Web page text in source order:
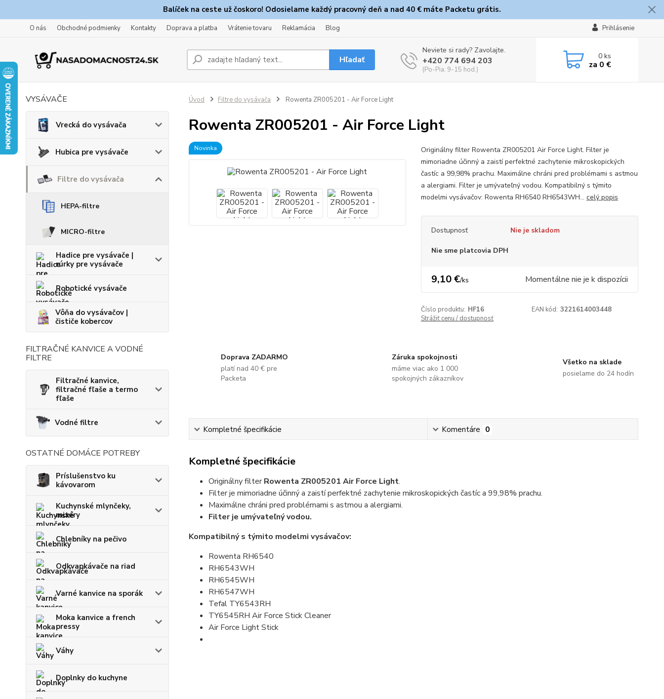
Balíček na ceste už čoskoro! Odosielame každý pracovný deň a nad 40 € máte Packetu grátis.
O nás Obchodné podmienky Kontakty Doprava a platba Vrátenie tovaru Reklamácia Blog Prihlásenie
Hľadať
Neviete si rady? Zavolajte.
+420 774 694 203
(Po-Pia, 9-15 hod.)
0ks
za 0 €
VYSÁVAČE
Vrecká do vysávača
Hubica pre vysávače
Filtre do vysávača
HEPA-filtre
MICRO-filtre
Hadice pre vysávače |
rúrky pre vysávače
Robotické vysávače
Vôňa do vysávačov |
čističe kobercov
FILTRAČNÉ KANVICE A VODNÉ
FILTRE
Filtračné kanvice,
filtračné fľaše a termo
fľaše
Vodné filtre
OSTATNÉ DOMÁCE POTREBY
Príslušenstvo ku
kávovarom
Kuchynské mlynčeky,
mixéry
Chlebníky na pečivo
Odkvapkávače na riad
Varné kanvice na sporák
Moka kanvice a french
pressy
Váhy
Doplnky do kuchyne
Úvod Filtre do vysávača Rowenta ZR005201 - Air Force Light
Rowenta ZR005201 - Air Force Light
Novinka
Originálny filter Rowenta ZR005201 Air Force Light. Filter je
mimoriadne účinný a zaistí perfektné zachytenie mikroskopických
častíc a 99,98% prachu. Maximálne chráni pred problémami s astmou
a alergiami. Filter je umývateľný vodou. Kompatibilný s týmito
modelmi vysávačov: Rowenta RH6540 RH6543WH... celý popis
Dostupnosť Nie je skladom
Nie sme platcovia DPH
9,10 €/ks Momentálne nie je k dispozícii
Číslo produktu: HF16 EAN kód: 3221614003448
Strážiť cenu / dostupnosť
Doprava ZADARMO
platí nad 40 € pre
Packeta
Záruka spokojnosti
máme viac ako 1 000
spokojných zákazníkov
Všetko na sklade
posielame do 24 hodín
Kompletné špecifikácie Komentáre 0
Kompletné špecifikácie
Originálny filterRowenta ZR005201 Air Force Light.
Filter je mimoriadne účinný a zaistí perfektné zachytenie mikroskopických častíc a 99,98% prachu.
Maximálne chráni pred problémami s astmou a alergiami.
Filter je umývateľný vodou.
Kompatibilný s týmito modelmi vysávačov:
Rowenta RH6540
RH6543WH
RH6545WH
RH6547WH
Tefal TY6543RH
TY6545RH Air Force Stick Cleaner
Air Force Light Stick